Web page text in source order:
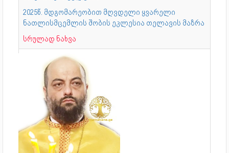
2025წ. მდგომარეობით მღვდელი ყვარელი
ნათლისმცემლის შობის ეკლესია თელავის მაზრა
სრულად ნახვა